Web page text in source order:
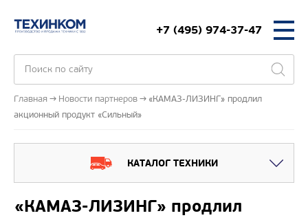
+7 (495) 974-37-47
Главная Новости партнеров
«КАМАЗ-ЛИЗИНГ» продлил
акционный продукт «Сильный»
КАТАЛОГ ТЕХНИКИ
«КАМАЗ-ЛИЗИНГ» продлил